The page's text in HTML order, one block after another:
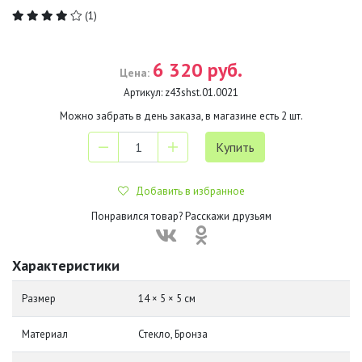
(1)
Цена: 6 320 руб.
Артикул: z43shst.01.0021
Можно забрать в день заказа, в магазине есть 2 шт.
Добавить в избранное
Понравился товар? Расскажи друзьям
Характеристики
Размер 14 × 5 × 5 см
Материал Стекло, Бронза